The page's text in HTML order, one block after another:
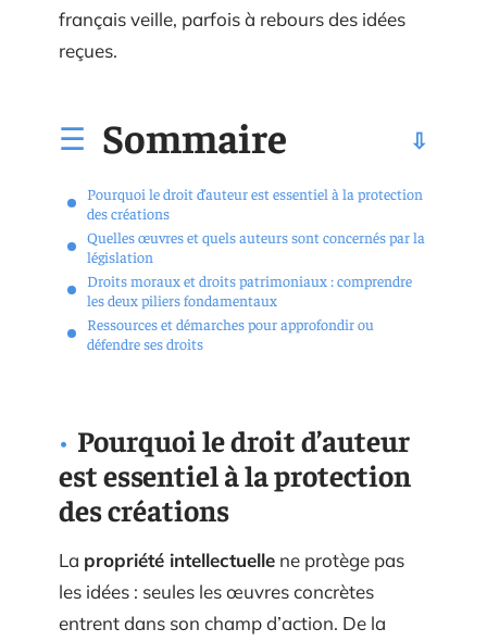
français veille, parfois à rebours des idées
reçues.
Sommaire
Pourquoi le droit d’auteur est essentiel à la protection
des créations
Quelles œuvres et quels auteurs sont concernés par la
législation
Droits moraux et droits patrimoniaux : comprendre
les deux piliers fondamentaux
Ressources et démarches pour approfondir ou
défendre ses droits
Pourquoi le droit d’auteur
est essentiel à la protection
des créations
La propriété intellectuelle ne protège pas
les idées : seules les œuvres concrètes
entrent dans son champ d’action. De la